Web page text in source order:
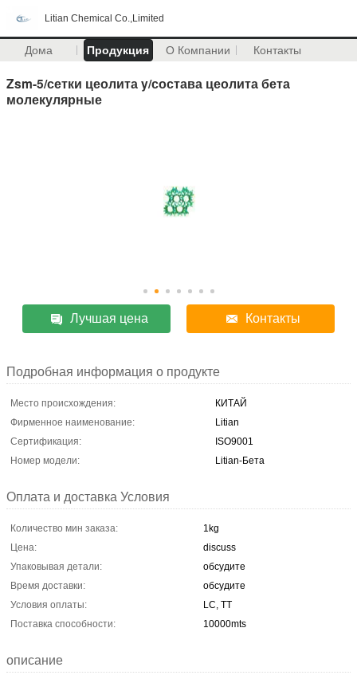
Litian Chemical Co.,Limited
Дома Продукция О Компании Контакты
Zsm-5/сетки цеолита y/состава цеолита бета
молекулярные
Лучшая цена Контакты
Подробная информация о продукте
Место происхождения:
КИТАЙ
Фирменное наименование:
Litian
Сертификация:
ISO9001
Номер модели:
Litian-Бета
Оплата и доставка Условия
Количество мин заказа:
1kg
Цена:
discuss
Упаковывая детали:
обсудите
Время доставки:
обсудите
Условия оплаты:
LC, TT
Поставка способности:
10000mts
описание